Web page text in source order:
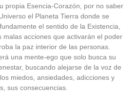
propia Esencia-Corazón, por no saber
el Planeta Tierra donde se
el sentido de la Existencia,
malas acciones que activarán el poder
la paz interior de las personas.
una mente-ego que solo busca su
buscando alejarse de la voz de
miedos, ansiedades, adicciones y
sus consecuencias.